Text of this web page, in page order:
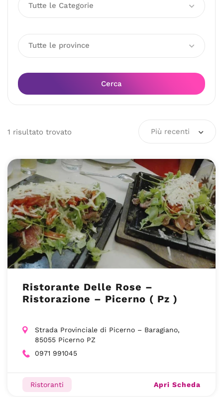
Tutte le Categorie
Tutte le province
Cerca
1 risultato trovato Più recenti
Ristorante Delle Rose –
Ristorazione – Picerno ( Pz )
Strada Provinciale di Picerno – Baragiano,
85055 Picerno PZ
0971 991045
Ristoranti Apri Scheda